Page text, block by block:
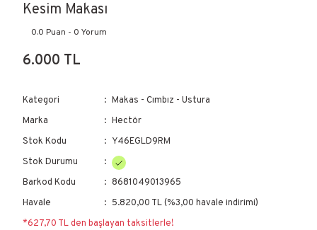
Kesim Makası
0.0 Puan - 0 Yorum
6.000 TL
Kategori
Makas - Cımbız - Ustura
Marka
Hectör
Stok Kodu
Y46EGLD9RM
Stok Durumu
Barkod Kodu
8681049013965
Havale
5.820,00 TL (%3,00 havale indirimi)
*627,70 TL den başlayan taksitlerle!